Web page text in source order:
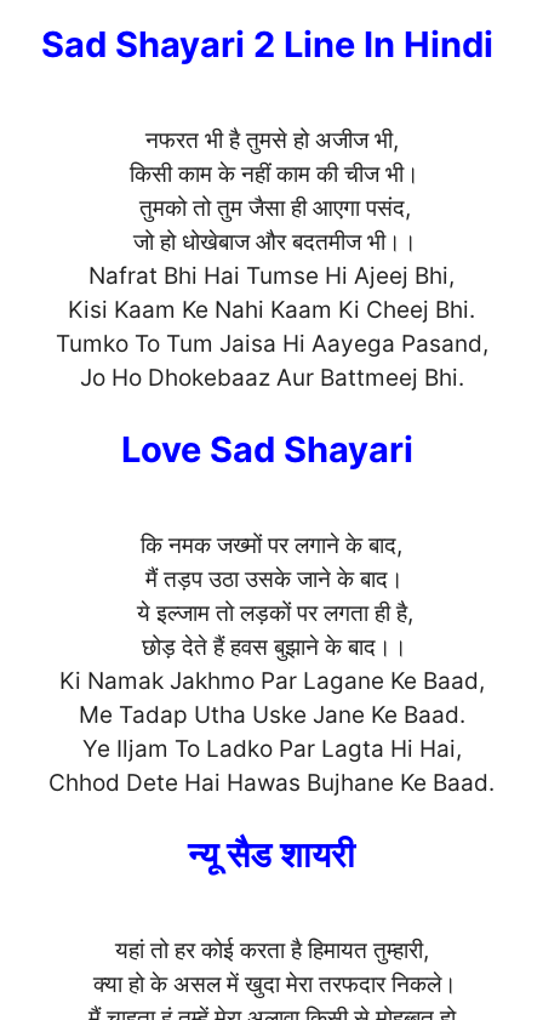
Sad Shayari 2 Line In Hindi
नफरत भी है तुमसे हो अजीज भी,
किसी काम के नहीं काम की चीज भी।
तुमको तो तुम जैसा ही आएगा पसंद,
जो हो धोखेबाज और बदतमीज भी।।
Nafrat Bhi Hai Tumse Hi Ajeej Bhi,
Kisi Kaam Ke Nahi Kaam Ki Cheej Bhi.
Tumko To Tum Jaisa Hi Aayega Pasand,
Jo Ho Dhokebaaz Aur Battmeej Bhi.
Love Sad Shayari
कि नमक जख्मों पर लगाने के बाद,
मैं तड़प उठा उसके जाने के बाद।
ये इल्जाम तो लड़कों पर लगता ही है,
छोड़ देते हैं हवस बुझाने के बाद।।
Ki Namak Jakhmo Par Lagane Ke Baad,
Me Tadap Utha Uske Jane Ke Baad.
Ye Iljam To Ladko Par Lagta Hi Hai,
Chhod Dete Hai Hawas Bujhane Ke Baad.
न्यू सैड शायरी
यहां तो हर कोई करता है हिमायत तुम्हारी,
क्या हो के असल में खुदा मेरा तरफदार निकले।